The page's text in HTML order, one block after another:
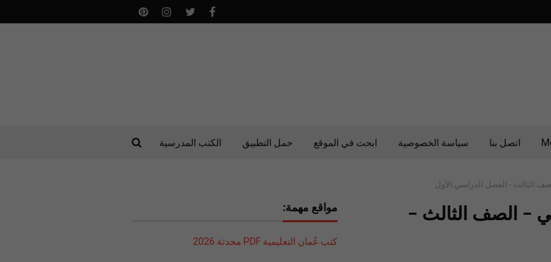
اتصل بنا سياسة الخصوصية ابحث في الموقع حمل التطبيق الكتب المدرسية
الثالث - الفصل الدراسي الأول
- الصف الثالث -
مواقع مهمة:
كتب عُمان التعليمية PDF محدثة 2026